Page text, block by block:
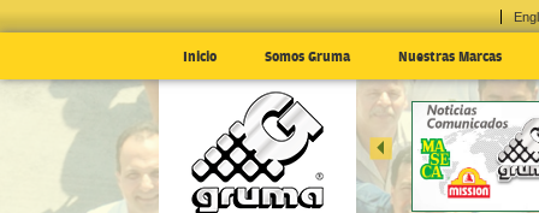
Inicio Somos Gruma Nuestras Marcas